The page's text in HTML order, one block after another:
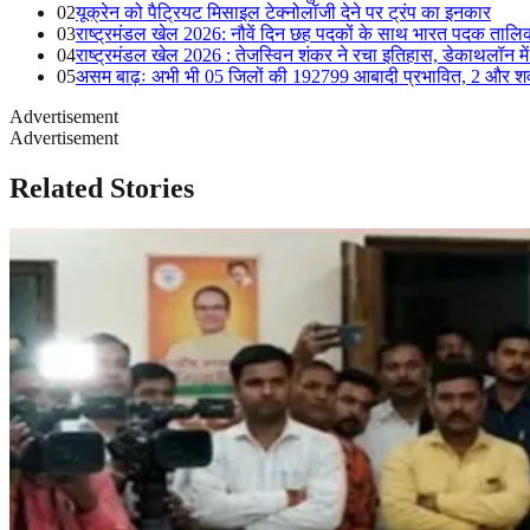
02यूक्रेन को पैट्रियट मिसाइल टेक्नोलॉजी देने पर ट्रंप का इनकार
03राष्ट्रमंडल खेल 2026: नौवें दिन छह पदकों के साथ भारत पदक
04राष्ट्रमंडल खेल 2026 : तेजस्विन शंकर ने रचा इतिहास, डेकाथलॉन में
05असम बाढ़ः अभी भी 05 जिलों की 192799 आबादी प्रभावित, 2 और
Advertisement
Advertisement
Related Stories